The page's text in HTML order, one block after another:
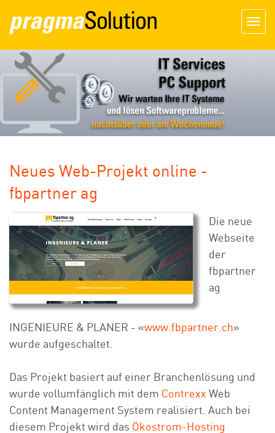
Neues Web-Projekt online -
fbpartner ag
Die neue
Webseite
der
fbpartner
ag
INGENIEURE & PLANER - «www.fbpartner.ch»
wurde aufgeschaltet.
Das Projekt basiert auf einer Branchenlösung und
wurde vollumfänglich mit dem Contrexx Web
Content Management System realisiert. Auch bei
diesem Projekt wird das Ökostrom-Hosting